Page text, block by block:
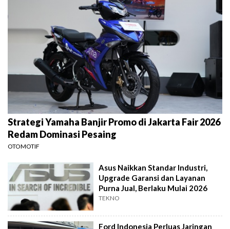
Strategi Yamaha Banjir Promo di Jakarta Fair 2026
Redam Dominasi Pesaing
OTOMOTIF
Asus Naikkan Standar Industri,
Upgrade Garansi dan Layanan
Purna Jual, Berlaku Mulai 2026
TEKNO
Ford Indonesia Perluas Jaringan